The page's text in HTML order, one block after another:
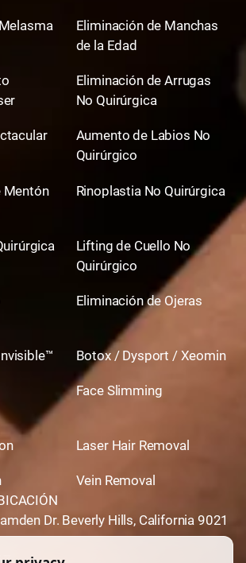
Eliminación de Manchas
de la Edad
Eliminación de Arrugas
No Quirúrgica
Aumento de Labios No
Quirúrgico
Mentón
Rinoplastia No Quirúrgica
Lifting de Cuello No
Quirúrgico
Eliminación de Ojeras
Botox / Dysport / Xeomin
Face Slimming
Laser Hair Removal
Vein Removal
Dr. Beverly Hills, California 9021